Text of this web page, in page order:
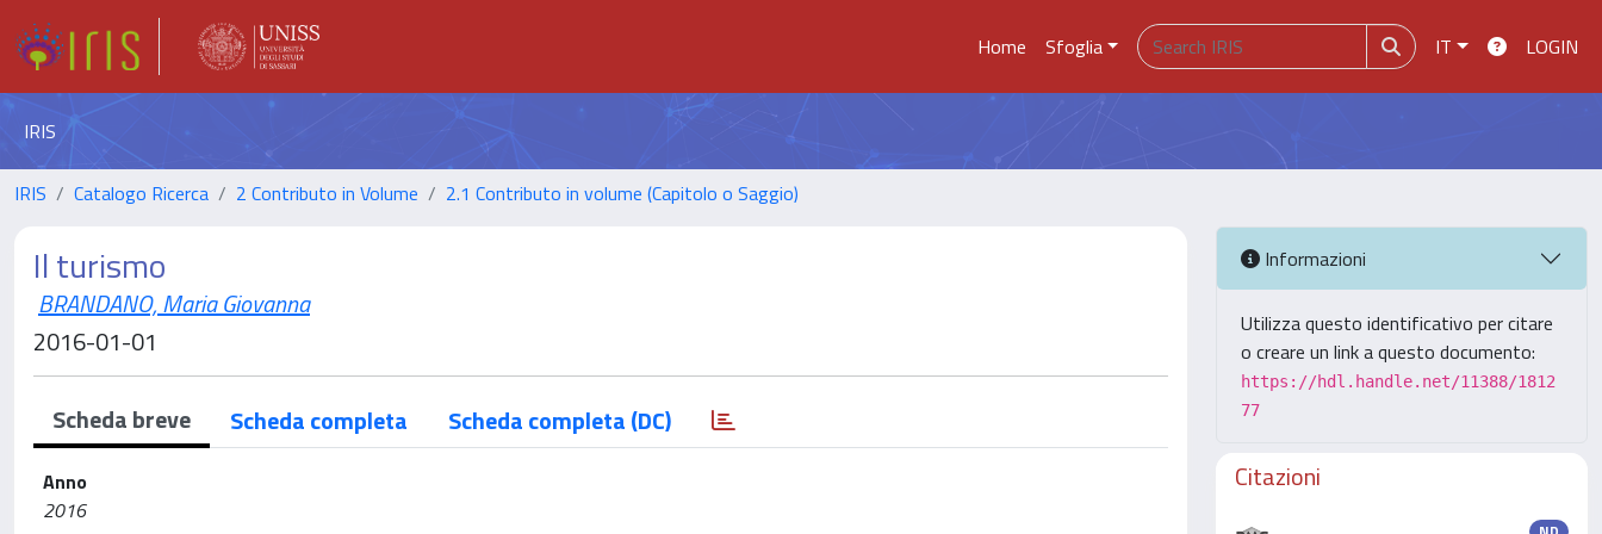
Home Sfoglia IT LOGIN
IRIS
IRIS Catalogo Ricerca 2 Contributo in Volume 2.1 Contributo in volume (Capitolo o Saggio)
Il turismo
BRANDANO, Maria Giovanna
2016-01-01
Scheda breve Scheda completa Scheda completa (DC)
Anno
2016
Informazioni
Utilizza questo identificativo per citare
o creare un link a questo documento:
https://hdl.handle.net/11388/1812
77
Citazioni